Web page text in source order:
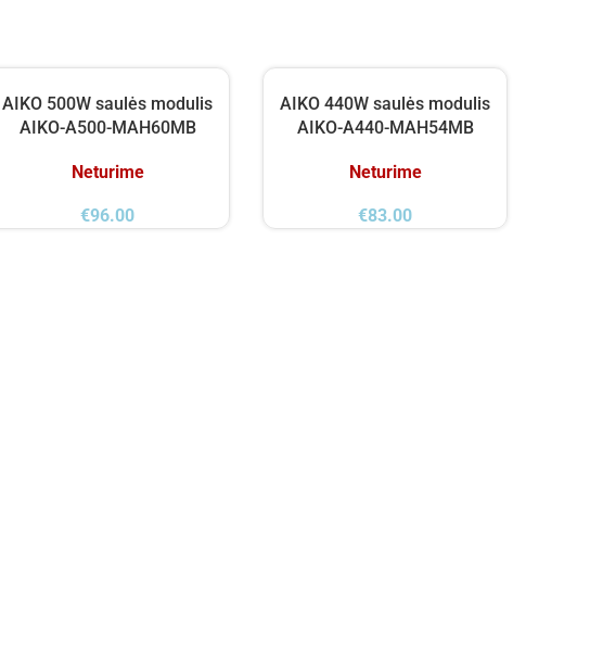
AIKO 500W saulės modulis
AIKO-A500-MAH60MB
Neturime
€96.00
AIKO 440W saulės modulis
AIKO-A440-MAH54MB
Neturime
€83.00